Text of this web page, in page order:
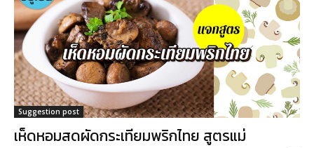
Suggestion post
เห็ดหอมสดผัดกระเทียมพริกไทย สูตรแม่